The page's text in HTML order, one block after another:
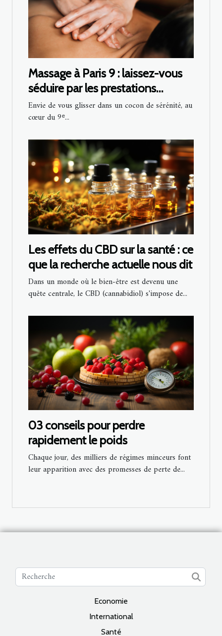
Massage à Paris 9 : laissez-vous
séduire par les prestations
d’Olivier Lecocq !
Envie de vous glisser dans un cocon de sérénité, au
cœur du 9ᵉ...
Les effets du CBD sur la santé : ce
que la recherche actuelle nous dit
Dans un monde où le bien-être est devenu une
quête centrale, le CBD (cannabidiol) s'impose de...
03 conseils pour perdre
rapidement le poids
Chaque jour, des milliers de régimes minceurs font
leur apparition avec des promesses de perte de...
Economie
International
Santé